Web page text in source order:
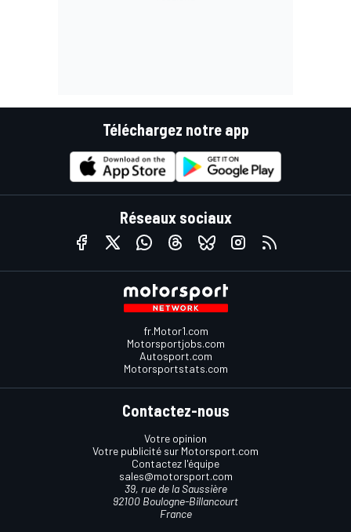
Téléchargez notre app
Réseaux sociaux
fr.Motor1.com
Motorsportjobs.com
Autosport.com
Motorsportstats.com
Contactez-nous
Votre opinion
Votre publicité sur Motorsport.com
Contactez l'équipe
sales@motorsport.com
39, rue de la Saussière
92100 Boulogne-Billancourt
France